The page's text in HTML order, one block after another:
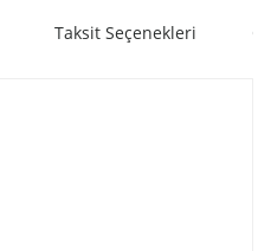
Taksit Seçenekleri